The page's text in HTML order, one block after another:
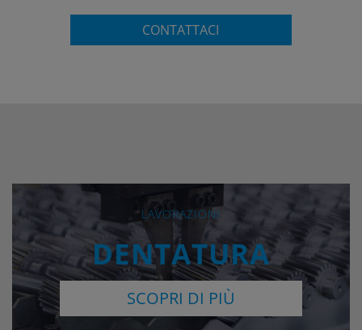
CONTATTACI
LAVORAZIONI
DENTATURA
SCOPRI DI PIÙ